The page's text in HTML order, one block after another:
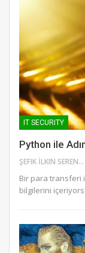
IT SECURITY
Python ile
ŞEFIK İLKIN SERENGIL
Bir para transferi
bilgilerini